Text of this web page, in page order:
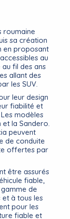
roumaine
sa création
en proposant
au
fil des ans
allant des
les SUV.
leur design
fiabilité et
modèles
et la Sandero.
peuvent
de conduite
offertes par
être assurés
fiable,
de
et à tous les
pour les
fiable et